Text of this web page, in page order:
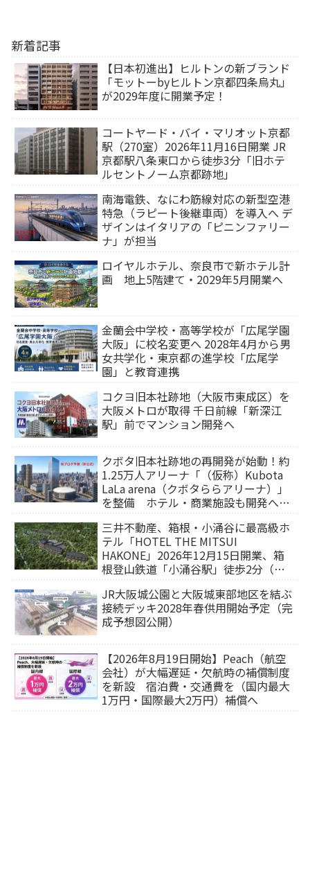
新着記事
【日本初進出】ヒルトンの新ブランド
「モットーbyヒルトン京都四条烏丸」
が2029年度に開業予定！
コートヤード・バイ・マリオット京都
駅（270室）2026年11月16日開業 JR
京都駅八条東口から徒歩3分「旧ホテ
ルセントノーム京都跡地」
南海電鉄、なにわ筋線対応の新型空港
特急（ラピート後継車両）を導入へ デ
ザインはイタリアの「ピニンファリー
ナ」が担当
ロイヤルホテル、奈良市で新ホテル計
画 地上5階建て・2029年5月開業へ
金蘭会中学校・高等学校が「広尾学園
大阪」に校名変更へ 2028年4月から男
女共学化・東京都の進学校「広尾学
園」と教育連携
コクヨ旧本社跡地（大阪市東成区）を
大阪メトロが取得 千日前線「新深江
駅」前でマンション開発へ
クボタ旧本社跡地の再開発が始動！約
1.25万人アリーナ「（仮称）Kubota
LaLa arena（クボタららアリーナ）」
を整備 ホテル・商業施設も開発へ
三井不動産、箱根・小涌谷に最高級ホ
テル「HOTEL THE MITSUI
HAKONE」2026年12月15日開業、箱
根登山鉄道「小涌谷駅」徒歩2分（旅
JR大阪城公園と大阪城東部地区を結ぶ
接続デッキ2028年春供用開始予定（完
成予想図公開）
【2026年8月19日開始】Peach（航空
会社）が大幅遅延・欠航時の補償制度
を新設 宿泊費・交通費を（国内最大
1万円・国際最大2万円）補償へ